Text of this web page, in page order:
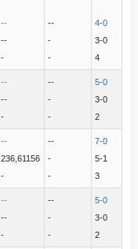
--
--
-
--
-
-
4-0
3-0
4
--
--
-
--
-
-
5-0
3-0
2
--
236,61156
-
--
-
-
7-0
5-1
3
--
--
-
--
-
-
5-0
3-0
2